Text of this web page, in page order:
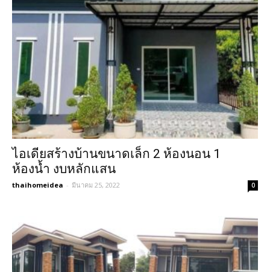
ไอเดียสร้างบ้านขนาดเล็ก 2 ห้องนอน 1
ห้องน้ำ งบหลักแสน
thaihomeidea - มีนาคม 25, 2022 0